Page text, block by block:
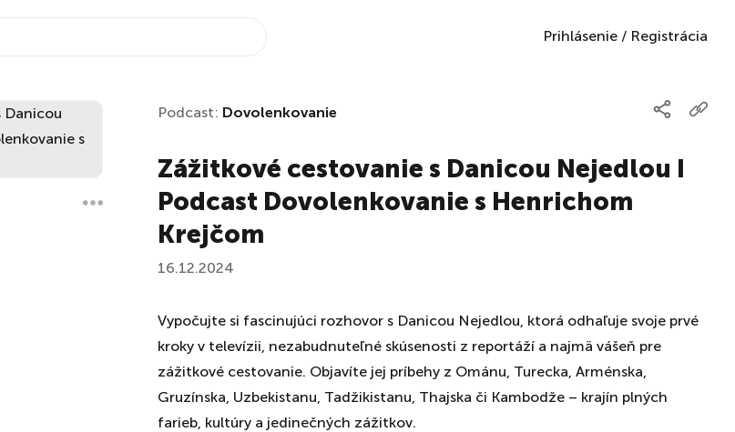
Prihlásenie / Registrácia
Podcast: Dovolenkovanie
Zážitkové cestovanie s Danicou Nejedlou I
Podcast Dovolenkovanie s Henrichom
Krejčom
16.12.2024
Vypočujte si fascinujúci rozhovor s Danicou Nejedlou, ktorá odhaľuje svoje prvé
kroky v televízii, nezabudnuteľné skúsenosti z reportáží a najmä vášeň pre
zážitkové cestovanie. Objavíte jej príbehy z Ománu, Turecka, Arménska,
Gruzínska, Uzbekistanu, Tadžikistanu, Thajska či Kambodže – krajín plných
farieb, kultúry a jedinečných zážitkov.